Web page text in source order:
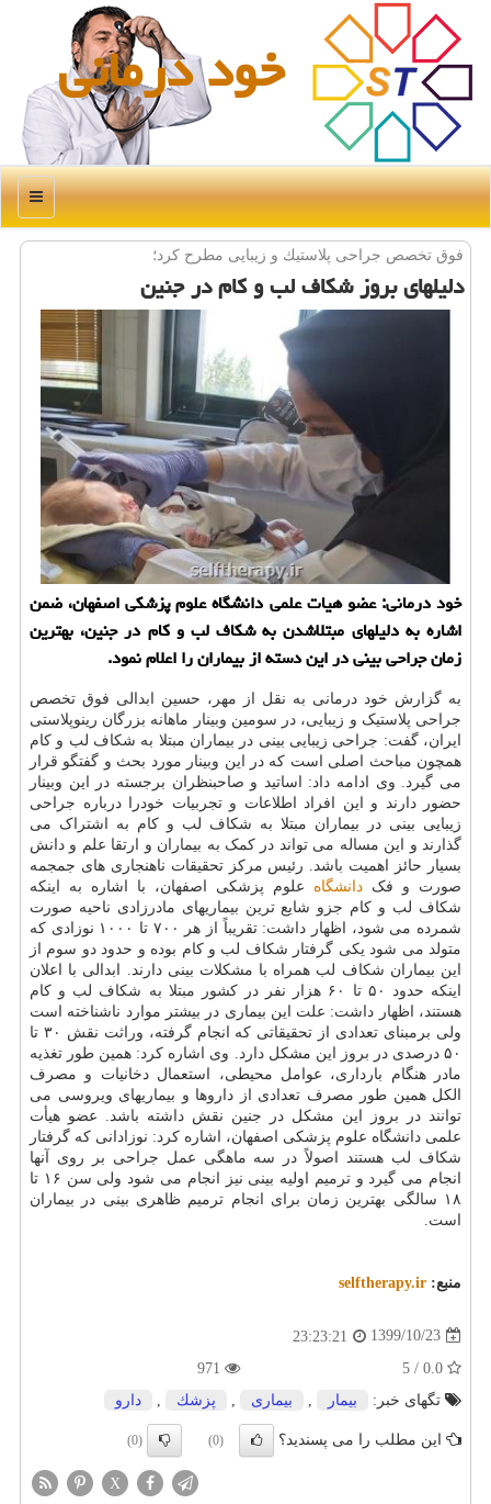
خود درمانی
منو
فوق تخصص جراحی پلاستیك و زیبایی مطرح كرد؛
دلیلهای بروز شكاف لب و كام در جنین
خود درمانی: عضو هیات علمی دانشگاه علوم پزشکی اصفهان، ضمن
اشاره به دلیلهای مبتلاشدن به شکاف لب و کام در جنین، بهترین
زمان جراحی بینی در این دسته از بیماران را اعلام نمود.
به گزارش خود درمانی به نقل از مهر، حسین ابدالی فوق تخصص
جراحی پلاستیک و زیبایی، در سومین وبینار ماهانه بزرگان رینوپلاستی
ایران، گفت: جراحی زیبایی بینی در بیماران مبتلا به شکاف لب و کام
همچون مباحث اصلی است که در این وبینار مورد بحث و گفتگو قرار
می گیرد. وی ادامه داد: اساتید و صاحبنظران برجسته در این وبینار
حضور دارند و این افراد اطلاعات و تجربیات خودرا درباره جراحی
زیبایی بینی در بیماران مبتلا به شکاف لب و کام به اشتراک می
گذارند و این مساله می تواند در کمک به بیماران و ارتقا علم و دانش
بسیار حائز اهمیت باشد. رئیس مرکز تحقیقات ناهنجاری های جمجمه
صورت و فک دانشگاه علوم پزشکی اصفهان، با اشاره به اینکه
شکاف لب و کام جزو شایع ترین بیماریهای مادرزادی ناحیه صورت
شمرده می شود، اظهار داشت: تقریباً از هر ۷۰۰ تا ۱۰۰۰ نوزادی که
متولد می شود یکی گرفتار شکاف لب و کام بوده و حدود دو سوم از
این بیماران شکاف لب همراه با مشکلات بینی دارند. ابدالی با اعلان
اینکه حدود ۵۰ تا ۶۰ هزار نفر در کشور مبتلا به شکاف لب و کام
هستند، اظهار داشت: علت این بیماری در بیشتر موارد ناشناخته است
ولی برمبنای تعدادی از تحقیقاتی که انجام گرفته، وراثت نقش ۳۰ تا
۵۰ درصدی در بروز این مشکل دارد. وی اشاره کرد: همین طور تغذیه
مادر هنگام بارداری، عوامل محیطی، استعمال دخانیات و مصرف
الکل همین طور مصرف تعدادی از داروها و بیماریهای ویروسی می
توانند در بروز این مشکل در جنین نقش داشته باشد. عضو هیأت
علمی دانشگاه علوم پزشکی اصفهان، اشاره کرد: نوزادانی که گرفتار
شکاف لب هستند اصولاً در سه ماهگی عمل جراحی بر روی آنها
انجام می گیرد و ترمیم اولیه بینی نیز انجام می شود ولی سن ۱۶ تا
۱۸ سالگی بهترین زمان برای انجام ترمیم ظاهری بینی در بیماران
است.
منبع: selftherapy.ir
1399/10/23
23:23:21
تگهای خبر:
بیمار بیماری پزشك دارو
این مطلب را می پسندید؟ (0)
(0)
X